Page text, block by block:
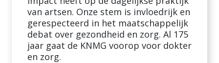
van artsen. Onze stem is invloedrijk en
gerespecteerd in het maatschappelijk
debat over gezondheid en zorg. Al 175
jaar gaat de KNMG voorop voor dokter
en zorg.